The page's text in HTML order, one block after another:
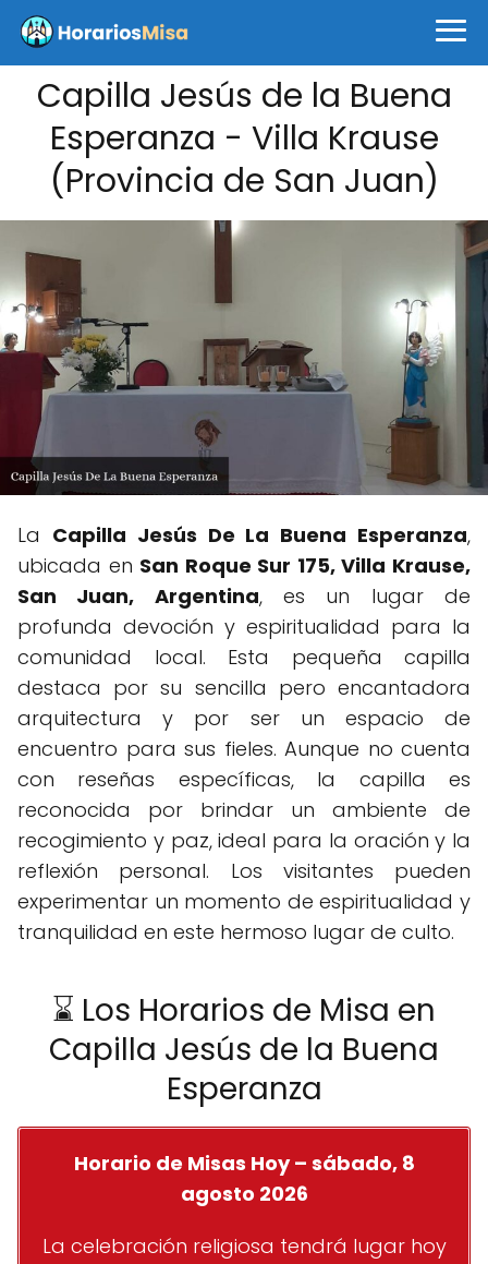
Capilla Jesús de la Buena
Esperanza - Villa Krause
(Provincia de San Juan)
La Capilla Jesús De La Buena Esperanza,
ubicada en San Roque Sur 175, Villa Krause,
San Juan, Argentina, es un lugar de
profunda devoción y espiritualidad para la
comunidad local. Esta pequeña capilla
destaca por su sencilla pero encantadora
arquitectura y por ser un espacio de
encuentro para sus fieles. Aunque no cuenta
con reseñas específicas, la capilla es
reconocida por brindar un ambiente de
recogimiento y paz, ideal para la oración y la
reflexión personal. Los visitantes pueden
experimentar un momento de espiritualidad y
tranquilidad en este hermoso lugar de culto.
⌛ Los Horarios de Misa en
Capilla Jesús de la Buena
Esperanza
Horario de Misas Hoy – sábado, 8
agosto 2026
La celebración religiosa tendrá lugar hoy